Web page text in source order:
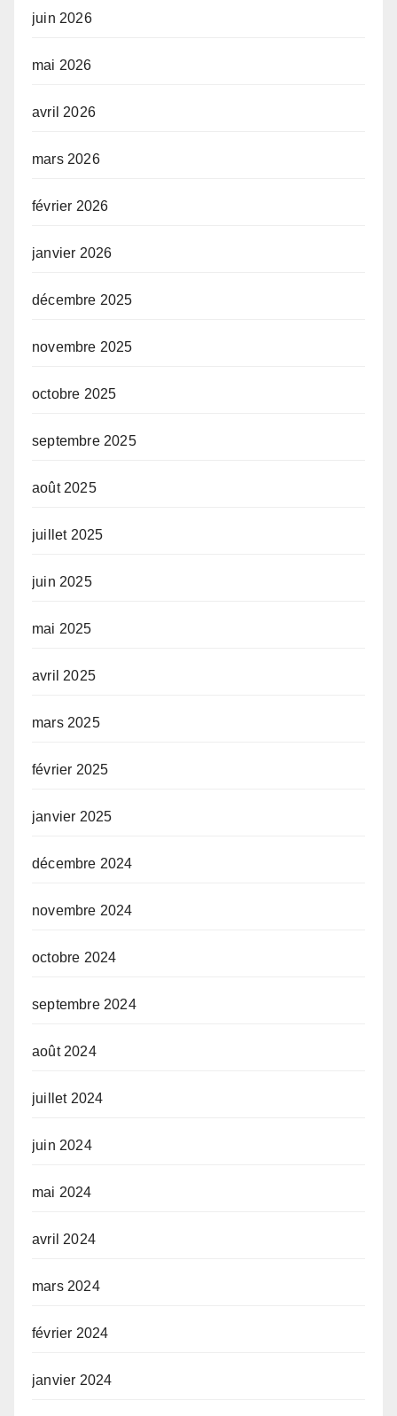
juin 2026
mai 2026
avril 2026
mars 2026
février 2026
janvier 2026
décembre 2025
novembre 2025
octobre 2025
septembre 2025
août 2025
juillet 2025
juin 2025
mai 2025
avril 2025
mars 2025
février 2025
janvier 2025
décembre 2024
novembre 2024
octobre 2024
septembre 2024
août 2024
juillet 2024
juin 2024
mai 2024
avril 2024
mars 2024
février 2024
janvier 2024